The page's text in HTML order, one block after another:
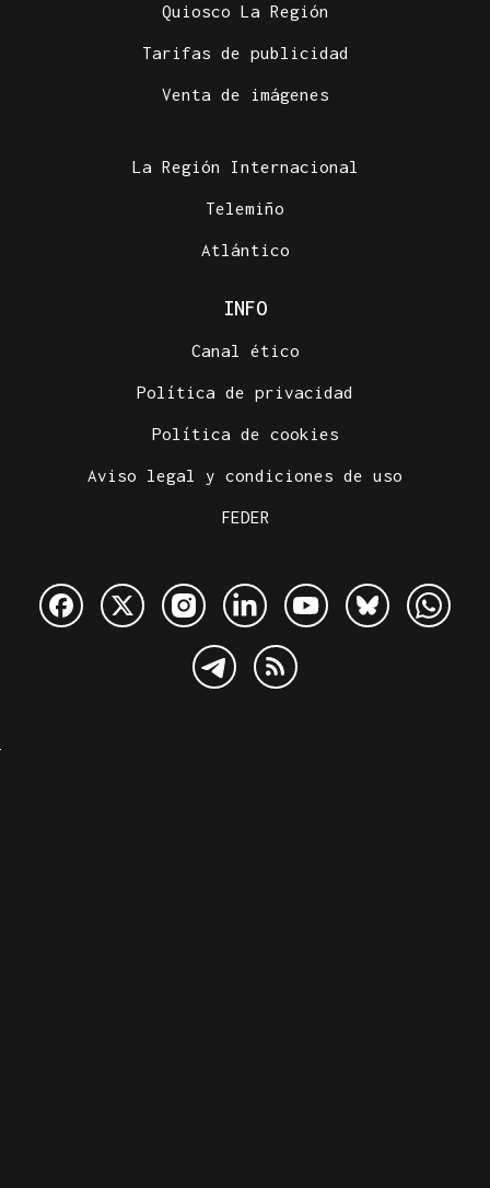
Quiosco La Región
Tarifas de publicidad
Venta de imágenes
La Región Internacional
Telemiño
Atlántico
INFO
Canal ético
Política de privacidad
Política de cookies
Aviso legal y condiciones de uso
FEDER